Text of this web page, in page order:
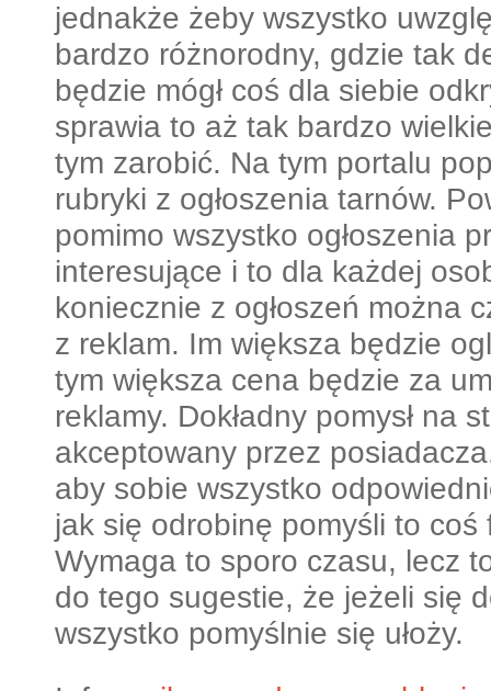
jednakże żeby wszystko
bardzo różnorodny, gdzie tak
będzie mógł coś dla siebie
sprawia to aż tak bardzo
tym zarobić. Na tym portalu
rubryki z ogłoszenia tarnów.
pomimo wszystko ogłoszenia
interesujące i to dla każdej
koniecznie z ogłoszeń można
z reklam. Im większa będzie
tym większa cena będzie za
reklamy. Dokładny pomysł na
akceptowany przez
aby sobie wszystko
jak się odrobinę pomyśli to
Wymaga to sporo czasu, lecz
do tego sugestie, że jeżeli się
wszystko pomyślnie się ułoży.